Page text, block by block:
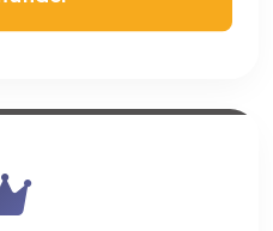
refuser sans impact sur
d'ouverture et des liens
pied de chaque courriel
vous désinscrire des envois — ou